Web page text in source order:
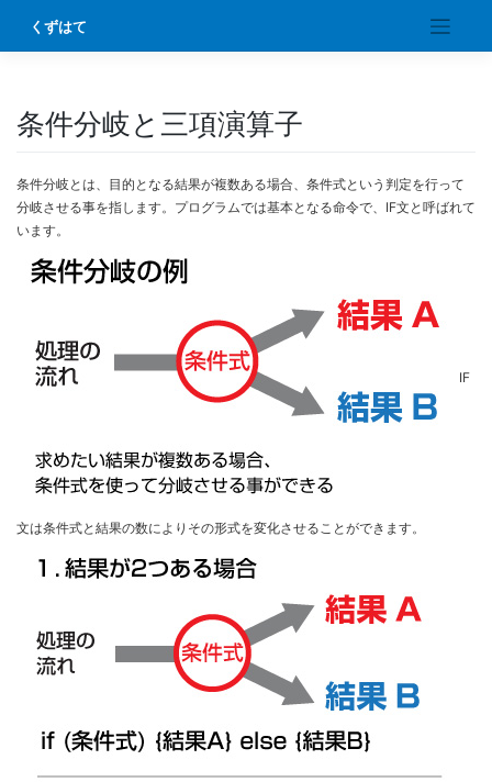
content
くずはて
条件分岐と三項演算子
条件分岐とは、目的となる結果が複数ある場合、条件式という判定を行って
分岐させる事を指します。プログラムでは基本となる命令で、IF文と呼ばれて
います。
IF
文は条件式と結果の数によりその形式を変化させることができます。